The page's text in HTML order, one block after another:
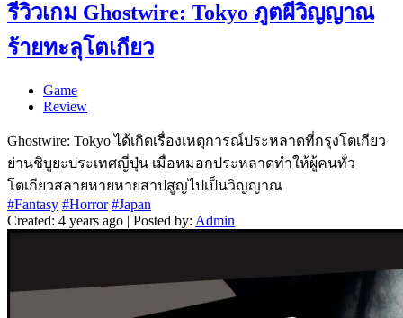
รีวิวเกม Ghostwire: Tokyo ภูตผีวิญญาณ
ร้ายทะลุโตเกียว
Game
Review
Ghostwire: Tokyo ได้เกิดเรื่องเหตุการณ์ประหลาดที่กรุงโตเกียว
ย่านชิบูยะประเทศญี่ปุ่น เมื่อหมอกประหลาดทำให้ผู้คนทั่ว
โตเกียวสลายหายหายสาปสูญไปเป็นวิญญาณ
#Fantasy #Horror #Japan
Created: 4 years ago | Posted by: Admin